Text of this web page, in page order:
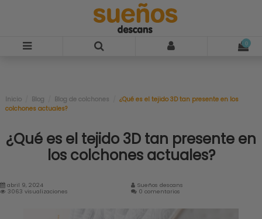
0
Inicio Blog Blog de colchones
¿Qué es el tejido 3D tan presente en los
colchones actuales?
¿Qué es el tejido 3D tan presente en
los colchones actuales?
abril 9, 2024
Sueños descans
3063 visualizaciones
0 comentarios